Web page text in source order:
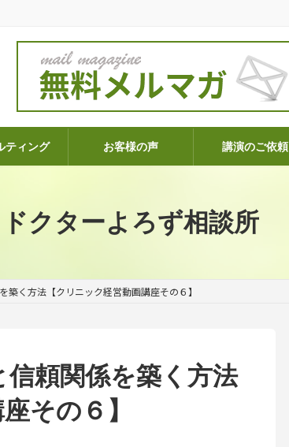
ティング お客様の声 講演のご依頼
ドクターよろず相談所
築く方法【クリニック経営動画講座その６】
頼関係を築く方法
その６】